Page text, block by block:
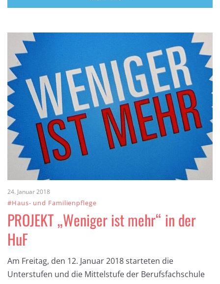
24. Januar 2018
#Haus- und Familienpflege
PROJEKT „Weniger ist mehr“ in der
HuF
Am Freitag, den 12. Januar 2018 starteten die
Unterstufen und die Mittelstufe der Berufsfachschule